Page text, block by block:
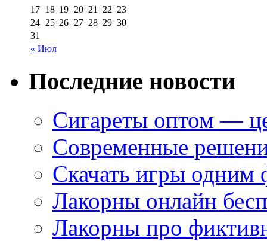
« Июл
17 18 19 20 21 22 23
24 25 26 27 28 29 30
31
Последние новости
Сигареты оптом —
Современные
Скачать игры одним
Лакорны онлайн
Лакорны про